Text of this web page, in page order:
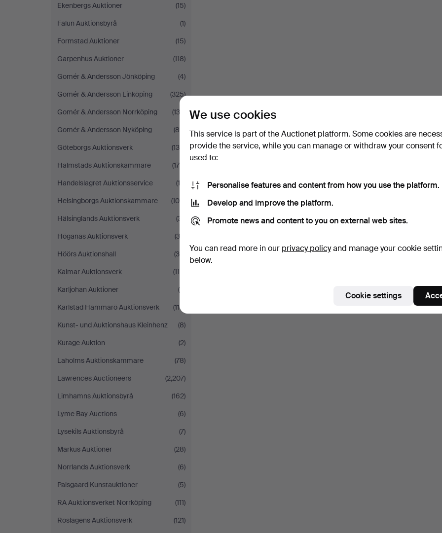
Ekenbergs Auktioner
(15)
Falun Auktionsbyrå
(1)
Formstad Auktioner
(15)
Garpenhus Auktioner
(118)
Gomér & Andersson Jönköping
(4)
Gomér & Andersson Linköping
(325)
Gomér & Andersson Norrköping
(132)
Gomér & Andersson Nyköping
(85)
Göteborgs Auktionsverk
(130)
Halmstads Auktionskammare
(179)
Handelslagret Auktionsservice
(13)
Helsingborgs Auktionskammare
(105)
Hälsinglands Auktionsverk
(31)
Höganäs Auktionsverk
(32)
Höörs Auktionshall
(39)
Kalmar Auktionsverk
(114)
Karljohan Auktioner
(8)
Karlstad Hammarö Auktionsverk
(110)
Kunst- und Auktionshaus Kleinhenz
(8)
Kurage Auktion
(2)
Laholms Auktionskammare
(78)
Lawrences Auctioneers
(2,207)
Limhamns Auktionsbyrå
(162)
Lyme Bay Auctions
(6)
Lysekils Auktionsbyrå
(7)
Markus Auktioner
(28)
Norrlands Auktionsverk
(6)
Palsgaard Kunstauktioner
(5)
RA Auktionsverket Norrköping
(111)
Roslagens Auktionsverk
(121)
We use cookies
This service is part of the Auctionet platform. Some cookies are
provide the service, while you can manage or withdraw your consent
used to:
Personalise features and content from how you use the platform.
Develop and improve the platform.
Promote news and content to you on external web sites.
You can read more in our privacy policyand manage your cookie
below.
Cookie settings